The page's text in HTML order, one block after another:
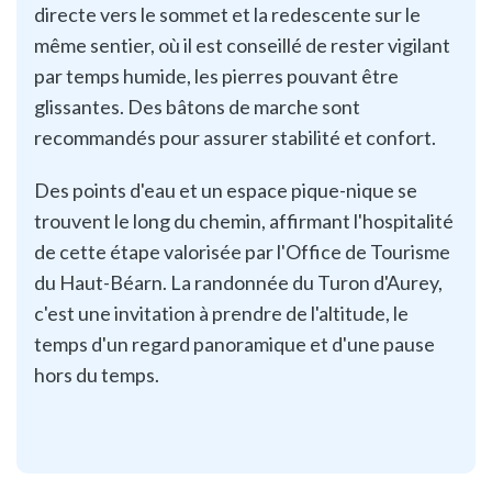
directe vers le sommet et la redescente sur le
même sentier, où il est conseillé de rester vigilant
par temps humide, les pierres pouvant être
glissantes. Des bâtons de marche sont
recommandés pour assurer stabilité et confort.
Des points d'eau et un espace pique-nique se
trouvent le long du chemin, affirmant l'hospitalité
de cette étape valorisée par l'Office de Tourisme
du Haut-Béarn. La randonnée du Turon d'Aurey,
c'est une invitation à prendre de l'altitude, le
temps d'un regard panoramique et d'une pause
hors du temps.